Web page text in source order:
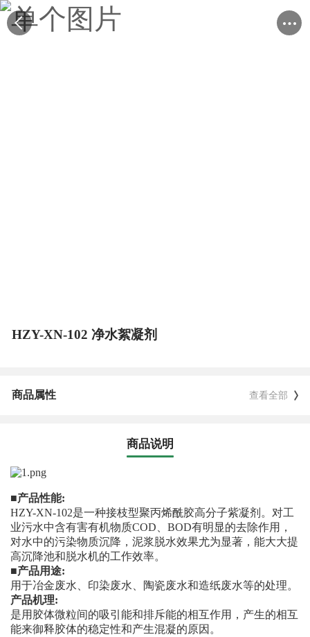
HZY-XN-102 净水絮凝剂
商品属性 查看全部
商品说明
■产品性能:
HZY-XN-102是一种接枝型聚丙烯酰胶高分子紫凝剂。对工
业污水中含有害有机物质COD、BOD有明显的去除作用，
对水中的污染物质沉降，泥浆脱水效果尤为显著，能大大提
高沉降池和脱水机的工作效率。
■产品用途:
用于冶金废水、印染废水、陶瓷废水和造纸废水等的处理。
产品机理:
是用胶体微粒间的吸引能和排斥能的相互作用，产生的相互
能来御释胶体的稳定性和产生混凝的原因。